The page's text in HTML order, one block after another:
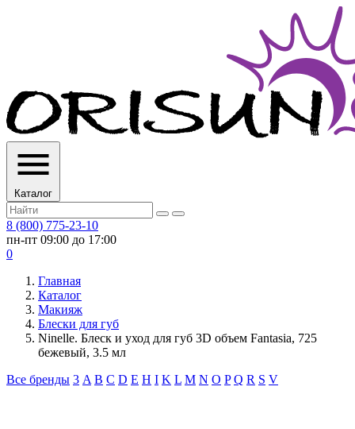
Каталог
8 (800) 775-23-10
пн-пт 09:00 до 17:00
0
Главная
Каталог
Макияж
Блески для губ
Ninelle. Блеск и уход для губ 3D объем Fantasia, 725
бежевый, 3.5 мл
Все бренды 3 A B C D E H I K L M N O P Q R S V